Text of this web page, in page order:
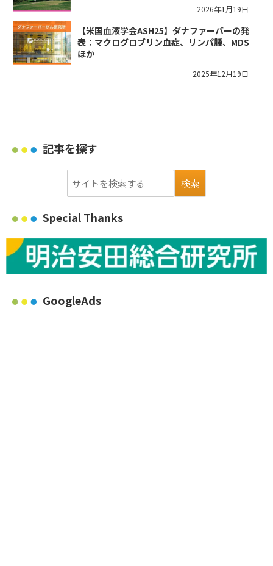
2026年1月19日
【米国血液学会ASH25】ダナファーバーの発
表：マクログロブリン血症、リンパ腫、MDS
ほか
2025年12月19日
記事を探す
Special Thanks
GoogleAds